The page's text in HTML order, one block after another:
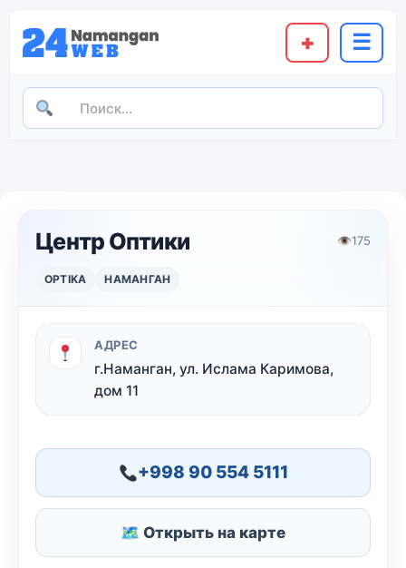
+ ☰
Центр Оптики 👁175
OPTIKA НАМАНГАН
АДРЕС
г.Наманган, ул. Ислама Каримова,
дом 11
+998 90 554 5111
🗺 Открыть на карте